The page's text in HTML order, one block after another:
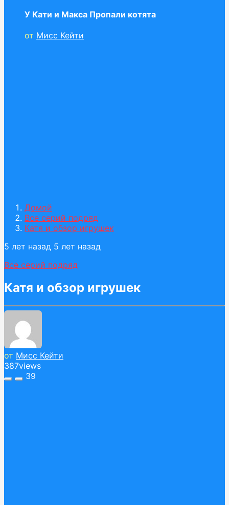
У Кати и Макса Пропали котята
от Мисс Кейти
Домой
Все серий подряд
Катя и обзор игрушек
5 лет назад 5 лет назад
Все серий подряд
Катя и обзор игрушек
от Мисс Кейти
387views
39